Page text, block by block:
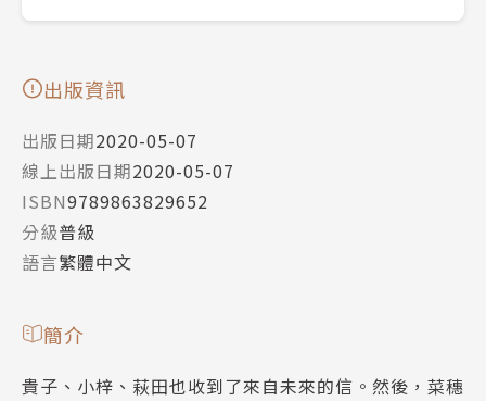
出版資訊
出版日期2020-05-07
線上出版日期2020-05-07
ISBN9789863829652
分級普級
語言繁體中文
簡介
貴子、小梓、萩田也收到了來自未來的信。然後，菜穗